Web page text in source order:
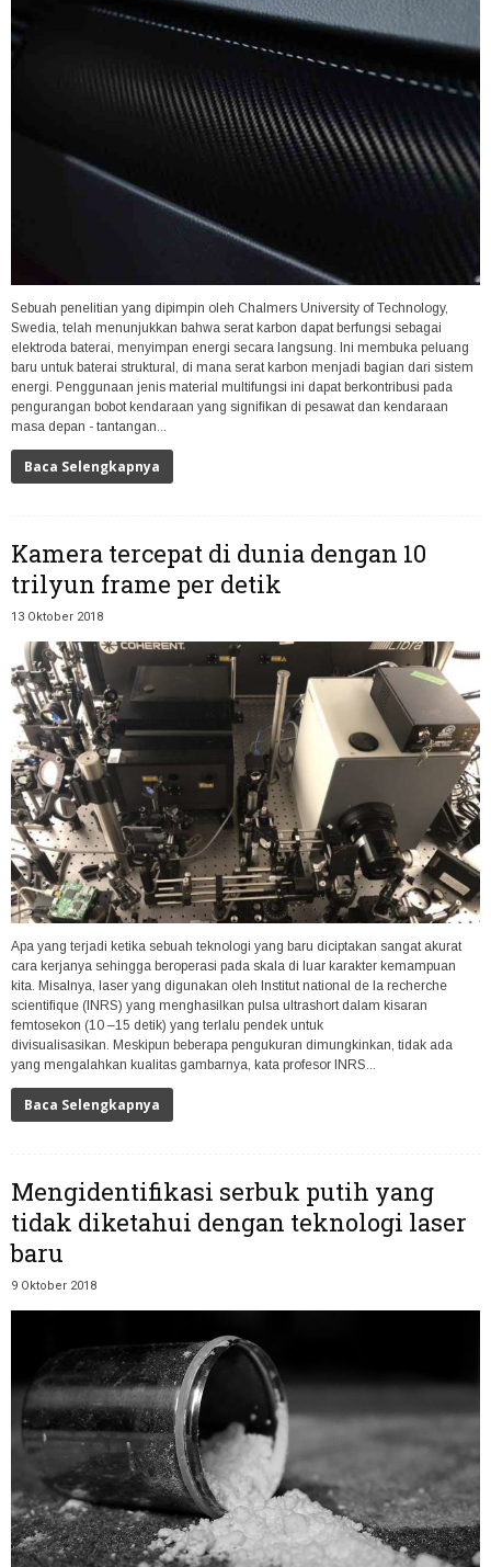
Sebuah penelitian yang dipimpin oleh Chalmers University of Technology,
Swedia, telah menunjukkan bahwa serat karbon dapat berfungsi sebagai
elektroda baterai, menyimpan energi secara langsung. Ini membuka peluang
baru untuk baterai struktural, di mana serat karbon menjadi bagian dari sistem
energi. Penggunaan jenis material multifungsi ini dapat berkontribusi pada
pengurangan bobot kendaraan yang signifikan di pesawat dan kendaraan
masa depan - tantangan...
Baca Selengkapnya
Kamera tercepat di dunia dengan 10
trilyun frame per detik
13 Oktober 2018
Apa yang terjadi ketika sebuah teknologi yang baru diciptakan sangat akurat
cara kerjanya sehingga beroperasi pada skala di luar karakter kemampuan
kita. Misalnya, laser yang digunakan oleh Institut national de la recherche
scientifique (INRS) yang menghasilkan pulsa ultrashort dalam kisaran
femtosekon (10 –15 detik) yang terlalu pendek untuk
divisualisasikan. Meskipun beberapa pengukuran dimungkinkan, tidak ada
yang mengalahkan kualitas gambarnya, kata profesor INRS...
Baca Selengkapnya
Mengidentifikasi serbuk putih yang
tidak diketahui dengan teknologi laser
baru
9 Oktober 2018